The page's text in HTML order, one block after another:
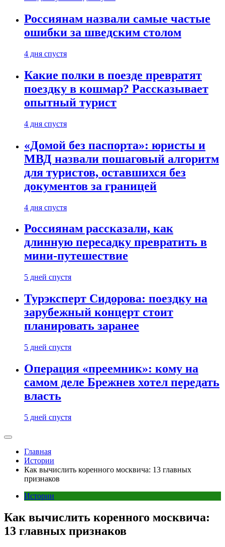
Россиянам назвали самые частые
ошибки за шведским столом
4 дня спустя
Какие полки в поезде превратят
поездку в кошмар? Рассказывает
опытный турист
4 дня спустя
«Домой без паспорта»: юристы и
МВД назвали пошаговый алгоритм
для туристов, оставшихся без
документов за границей
4 дня спустя
Россиянам рассказали, как
длинную пересадку превратить в
мини-путешествие
5 дней спустя
Турэксперт Сидорова: поездку на
зарубежный концерт стоит
планировать заранее
5 дней спустя
Операция «преемник»: кому на
самом деле Брежнев хотел передать
власть
5 дней спустя
Главная
Истории
Как вычислить коренного москвича: 13 главных
признаков
Истории
Как вычислить коренного москвича:
13 главных признаков